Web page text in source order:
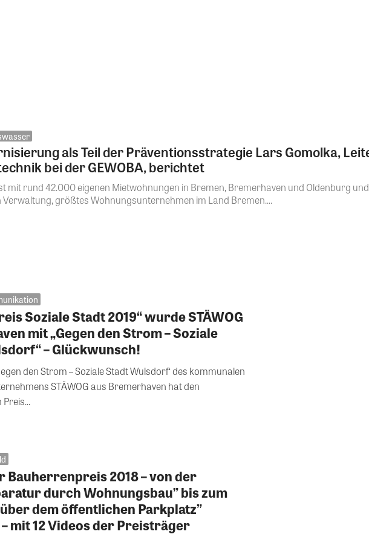
als Teil der Präventionsstrategie Lars Gomolka,
bei der GEWOBA, berichtet
mit rund 42.000 eigenen Mietwohnungen in Bremen, Bremerhaven und Oldenburg
Verwaltung, größtes Wohnungsunternehmen im Land Bremen....
Soziale Stadt 2019“ wurde STÄWOG
mit „Gegen den Strom – Soziale
– Glückwunsch!
den Strom – Soziale Stadt Wulsdorf‘ des kommunalen
STÄWOG aus Bremerhaven hat den
Bauherrenpreis 2018 – von der
durch Wohnungsbau” bis zum
dem öffentlichen Parkplatz”
mit 12 Videos der Preisträger